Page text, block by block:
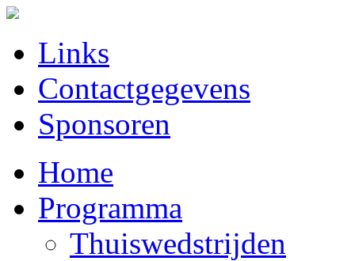
Links
Contactgegevens
Sponsoren
Home
Programma
Thuiswedstrijden